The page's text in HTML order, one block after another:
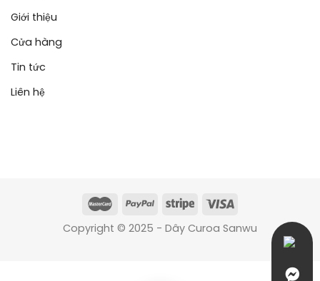
Giới thiệu
Cửa hàng
Tin tức
Liên hệ
Copyright © 2025 - Dây Curoa Sanwu